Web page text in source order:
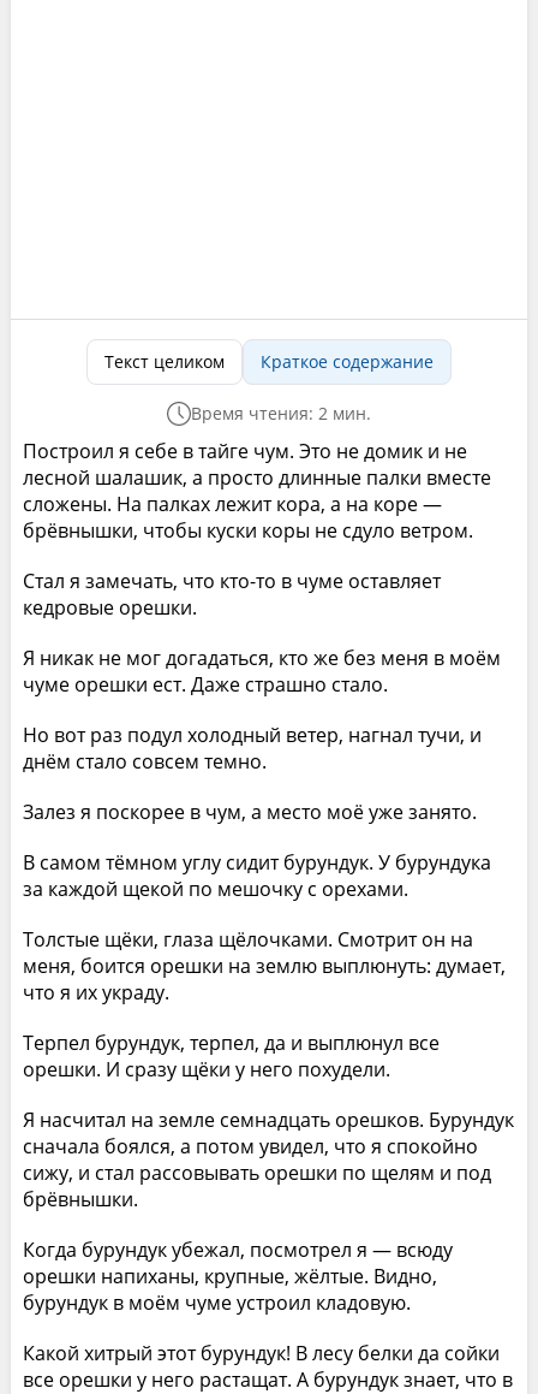
Текст целиком Краткое содержание
Время чтения: 2 мин.
Построил я себе в тайге чум. Это не домик и не
лесной шалашик, а просто длинные палки вместе
сложены. На палках лежит кора, а на коре —
брёвнышки, чтобы куски коры не сдуло ветром.
Стал я замечать, что кто-то в чуме оставляет
кедровые орешки.
Я никак не мог догадаться, кто же без меня в моём
чуме орешки ест. Даже страшно стало.
Но вот раз подул холодный ветер, нагнал тучи, и
днём стало совсем темно.
Залез я поскорее в чум, а место моё уже занято.
В самом тёмном углу сидит бурундук. У бурундука
за каждой щекой по мешочку с орехами.
Толстые щёки, глаза щёлочками. Смотрит он на
меня, боится орешки на землю выплюнуть: думает,
что я их украду.
Терпел бурундук, терпел, да и выплюнул все
орешки. И сразу щёки у него похудели.
Я насчитал на земле семнадцать орешков. Бурундук
сначала боялся, а потом увидел, что я спокойно
сижу, и стал рассовывать орешки по щелям и под
брёвнышки.
Когда бурундук убежал, посмотрел я — всюду
орешки напиханы, крупные, жёлтые. Видно,
бурундук в моём чуме устроил кладовую.
Какой хитрый этот бурундук! В лесу белки да сойки
все орешки у него растащат. А бурундук знает, что в